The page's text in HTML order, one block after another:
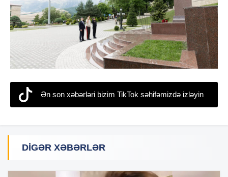
Ən son xəbərləri bizim TikTok səhifəmizdə izləyin
DIGƏR XƏBƏRLƏR